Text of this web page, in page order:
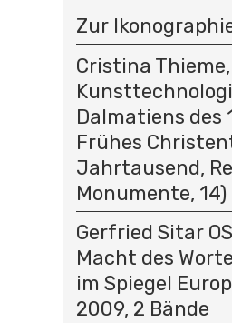
Zur
Cristina
Dalmatiens des
Frühes
Jahrtausend,
Monumente, 14)
Gerfried Sitar
Macht des
im Spiegel
2009, 2 Bände